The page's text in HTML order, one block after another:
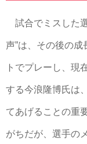
試合でミスした
声”は、その後の
トでプレーし、現
する今浪隆博氏は
てあげることの重
がちだが、選手の